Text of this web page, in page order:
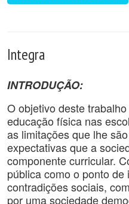
Integra
INTRODUÇÃO:
O objetivo deste
educação física nas
as limitações que lhe
expectativas que a
componente curricular.
pública como o ponto de
contradições sociais,
por uma sociedade